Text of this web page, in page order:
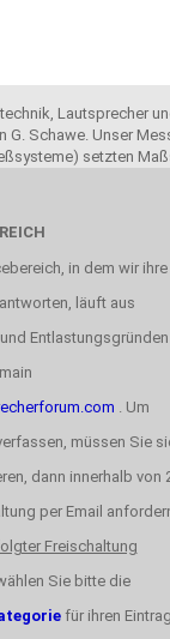
Lautsprecher
G. Schawe. Unser
setzten
in dem wir ihre
läuft aus
Entlastungsgründen
. Um
müssen Sie
dann innerhalb von
per Email
Freischaltung
Sie bitte die
für ihren Eintrag